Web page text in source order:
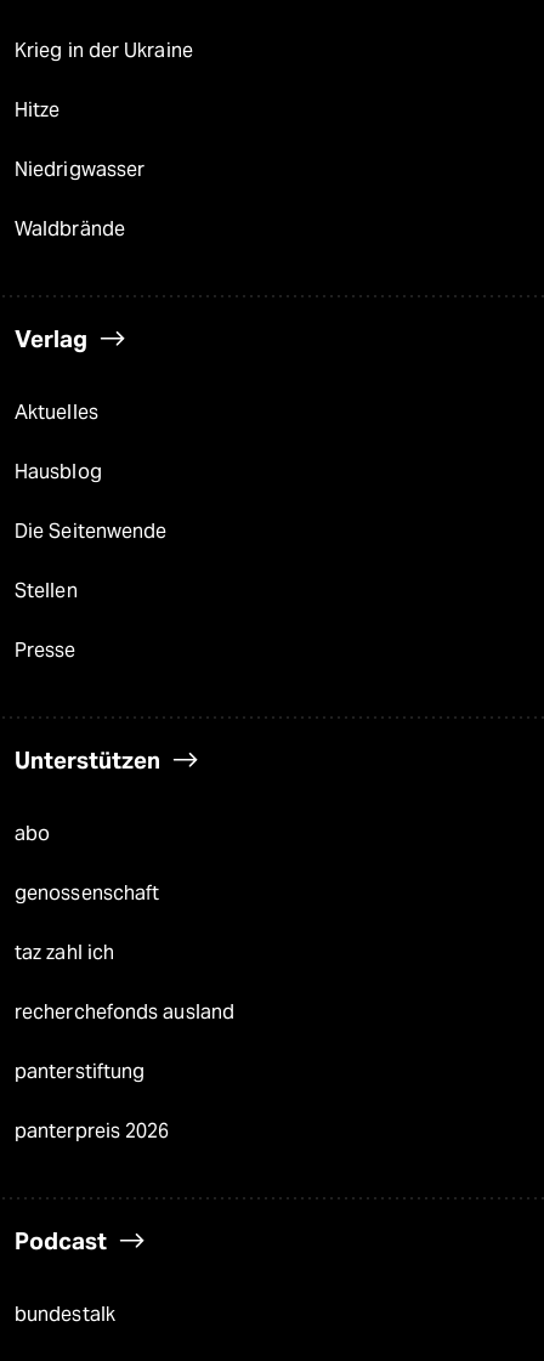
Krieg in der Ukraine
Hitze
Niedrigwasser
Waldbrände
Verlag
Aktuelles
Hausblog
Die Seitenwende
Stellen
Presse
Unterstützen
abo
genossenschaft
taz zahl ich
recherchefonds ausland
panterstiftung
panterpreis 2026
Podcast
bundestalk